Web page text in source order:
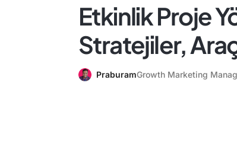
Etkinlik Proje
Stratejiler,
PraburamGrowth Marketing